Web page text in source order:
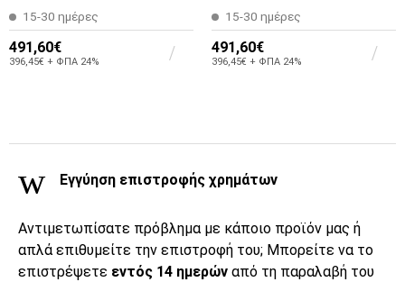
15-30 ημέρες
491,60€
396,45€ + ΦΠΑ 24%
15-30 ημέρες
491,60€
396,45€ + ΦΠΑ 24%
Εγγύηση επιστροφής χρημάτων
Αντιμετωπίσατε πρόβλημα με κάποιο προϊόν μας ή
απλά επιθυμείτε την επιστροφή του; Μπορείτε να το
επιστρέψετε εντός 14 ημερών από τη παραλαβή του